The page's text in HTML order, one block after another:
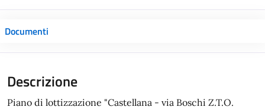
Documenti
Descrizione
Piano di lottizzazione "Castellana - via Boschi Z.T.O.